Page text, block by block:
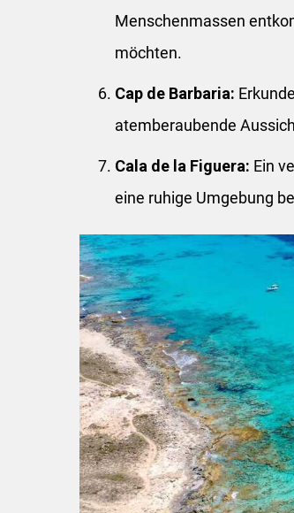
Menschenmassen
möchten.
Cap de Barbaria:
atemberaubende
Cala de la Figuera: Ein
eine ruhige Umgebung